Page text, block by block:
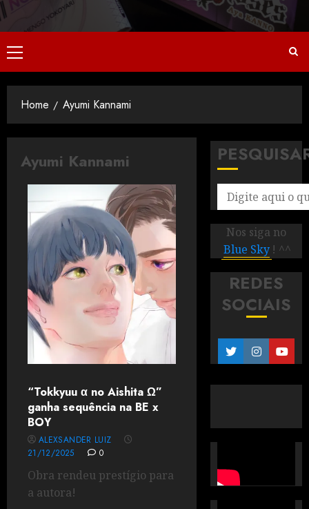
Home Ayumi Kannami
Ayumi Kannami
“Tokkyuu α no Aishita Ω”
ganha sequência na BE x
BOY
ALEXSANDER LUIZ
21/12/2025
0
Obra rendeu prestígio para
a autora!
Nos siga no
Blue Sky ! ^^
REDES
SOCIAIS